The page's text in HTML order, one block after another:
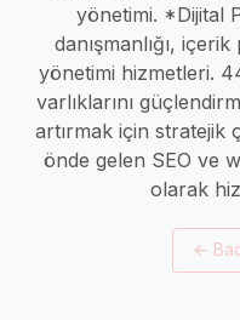
yönetimi. *Dijital
danışmanlığı,
yönetimi hizmetleri.
varlıklarını
artırmak için stratejik
önde gelen SEO ve
olarak
←